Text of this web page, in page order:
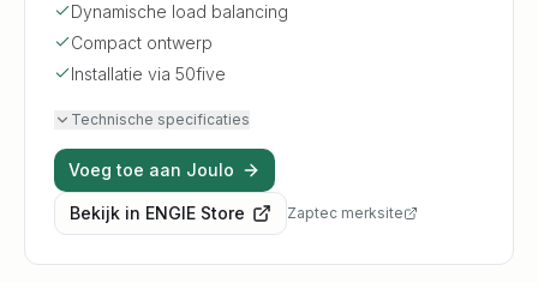
Dynamische load balancing
Compact ontwerp
Installatie via 50five
Technische specificaties
Voeg toe aan Joulo
Bekijk in ENGIE Store Zaptec merksite